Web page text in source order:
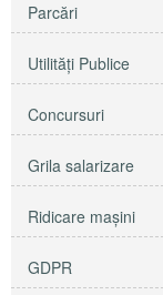
Parcări
Utilităţi Publice
Concursuri
Grila salarizare
Ridicare maşini
GDPR